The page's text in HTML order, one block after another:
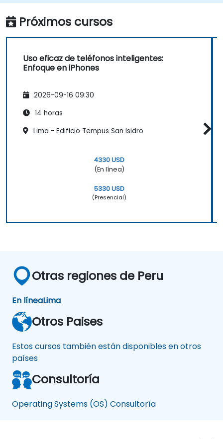
Próximos cursos
Uso eficaz de teléfonos inteligentes:
Enfoque en iPhones
2026-09-16 09:30
14 horas
Lima - Edificio Tempus San Isidro
4330 USD
(En línea)
5330 USD
(Presencial)
Otras regiones de Peru
En líneaLima
Otros Paises
Estos cursos también están disponibles en otros
países
Consultoría
Operating Systems (OS) Consultoría